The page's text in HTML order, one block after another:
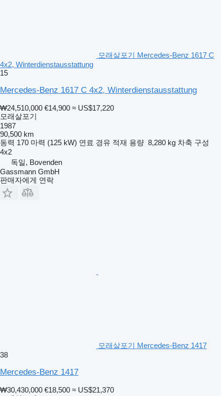
모래살포기 Mercedes-Benz 1617 C
4x2, Winterdienstausstattung
15
Mercedes-Benz 1617 C 4x2, Winterdienstausstattung
₩24,510,000 €14,900 ≈ US$17,220
모래살포기
1987
90,500 km
동력 170 마력 (125 kW) 연료 경유 적재 용량 8,280 kg 차축 구성
4x2
독일, Bovenden
Gassmann GmbH
판매자에게 연락
모래살포기 Mercedes-Benz 1417
38
Mercedes-Benz 1417
₩30,430,000 €18,500 ≈ US$21,370